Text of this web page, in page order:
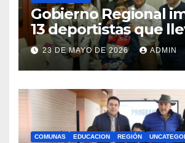
Gobierno Regional
13 deportistas que
bandera maulina a
competencias
internacionales
23 DE MAYO DE 2026 ADMIN
COMUNAS EDUCACION REGIÓN